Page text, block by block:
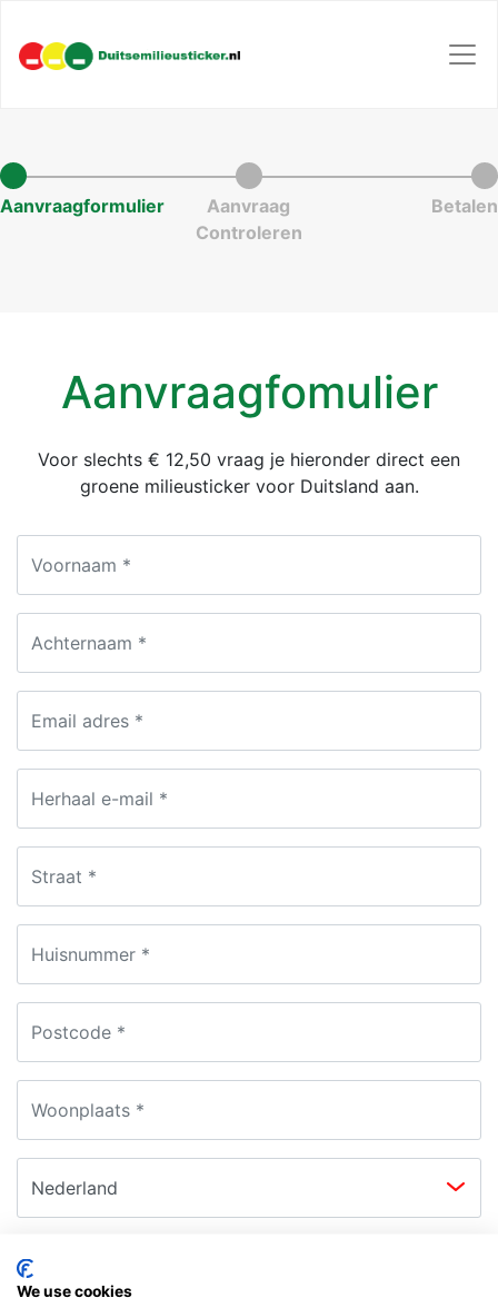
Aanvraagformulier
Aanvraag
Controleren
Betalen
Aanvraagfomulier
Voor slechts € 12,50 vraag je hieronder direct een
groene milieusticker voor Duitsland aan.
Informatie over je auto
We use cookies